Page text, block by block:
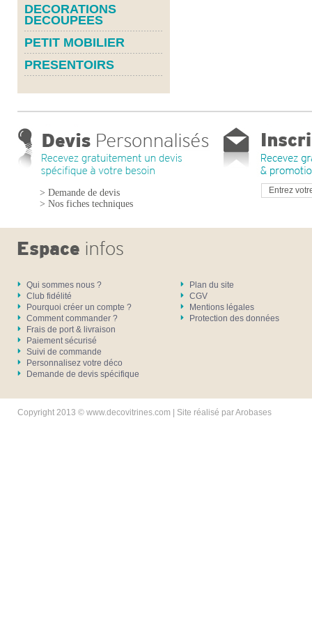
DECORATIONS
DECOUPEES
PETIT MOBILIER
PRESENTOIRS
> Demande de devis
> Nos fiches techniques
Qui sommes nous ?
Club fidélité
Pourquoi créer un compte ?
Comment commander ?
Frais de port & livraison
Paiement sécurisé
Suivi de commande
Personnalisez votre déco
Demande de devis spécifique
Plan du site
CGV
Mentions légales
Protection des données
Copyright 2013 © www.decovitrines.com | Site réalisé parArobases